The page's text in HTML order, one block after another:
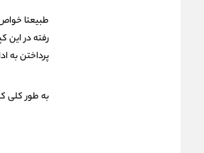
طبیعتا
رفته در این
پرداختن به
به طور کلی کپسول های